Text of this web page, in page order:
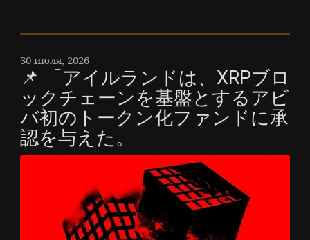
30 июля, 2026
📌 「アイルランドは、XRPブロ
ックチェーンを基盤とするアビ
バ初のトークン化ファンドに承
認を与えた。